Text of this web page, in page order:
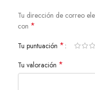
Tu dirección de correo
con *
Tu puntuación *
Tu valoración *